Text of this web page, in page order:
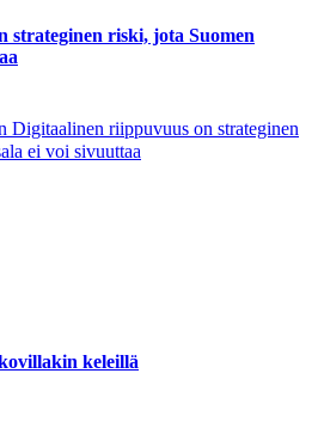
strateginen riski, jota Suomen
Digitaalinen riippuvuus on strateginen
ei voi sivuuttaa
keleillä